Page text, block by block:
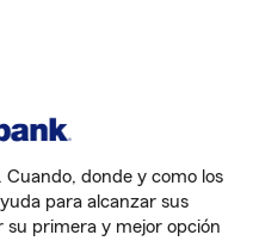
Cuando, donde y como los
para alcanzar sus
su primera y mejor opción